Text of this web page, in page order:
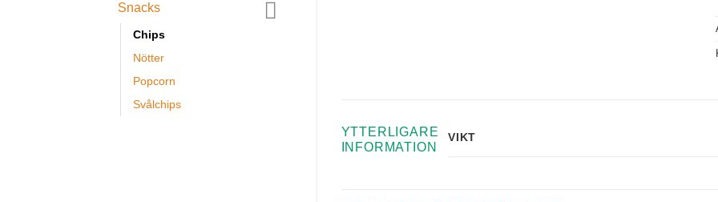
Snacks
Chips
Nötter
Popcorn
Svålchips
YTTERLIGARE
INFORMATION
VIKT